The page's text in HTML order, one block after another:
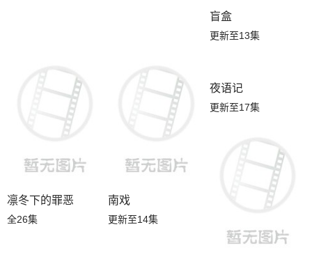
盲盒
更新至13集
凛冬下的罪恶
全26集
南戏
更新至14集
更新至17集